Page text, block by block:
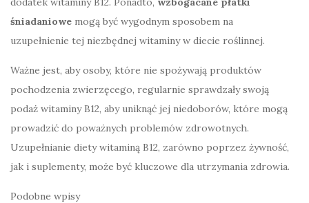
śniadaniowe mogą być wygodnym sposobem na
uzupełnienie tej niezbędnej witaminy w diecie roślinnej.
Ważne jest, aby osoby, które nie spożywają produktów
pochodzenia zwierzęcego, regularnie sprawdzały swoją
podaż witaminy B12, aby uniknąć jej niedoborów, które mogą
prowadzić do poważnych problemów zdrowotnych.
Uzupełnianie diety witaminą B12, zarówno poprzez żywność,
jak i suplementy, może być kluczowe dla utrzymania zdrowia.
Podobne wpisy